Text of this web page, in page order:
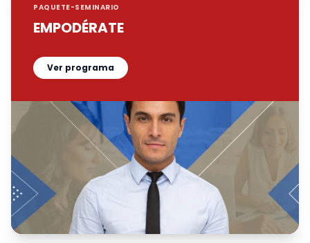
PAQUETE-SEMINARIO
EMPODÉRATE
Ver programa